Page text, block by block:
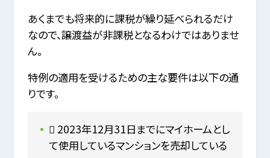
あくまでも将来的に課税が繰り延べられるだけ
なので、譲渡益が非課税となるわけではありませ
ん。
特例の適用を受けるための主な要件は以下の通
りです。
 2023年12月31日までにマイホームとし
て使用しているマンションを売却している